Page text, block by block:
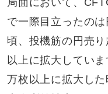
局面において、
で一際目立ったの
頃、投機筋の円売
以上に拡大してい
万枚以上に拡大し